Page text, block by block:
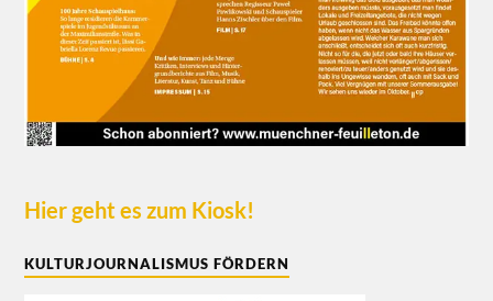
Hier geht es zum Kiosk!
KULTURJOURNALISMUS FÖRDERN